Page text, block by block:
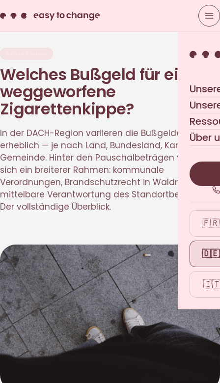
Über
🇫🇷
🇩🇪
Welches Bußgeld für eine
weggeworfene
Zigarettenkippe?
In der DACH-Region variieren die Bußgelder
erheblich — je nach Land, Bundesland, Kanton und
Gemeinde. Hinter den Pauschalbeträgen verbirgt
sich ein breiterer Rahmen: kommunale
Verordnungen, Brandschutzrecht in Waldnähe und
mittelbare Verantwortung des Standortbetreibers.
Der vollständige Überblick.